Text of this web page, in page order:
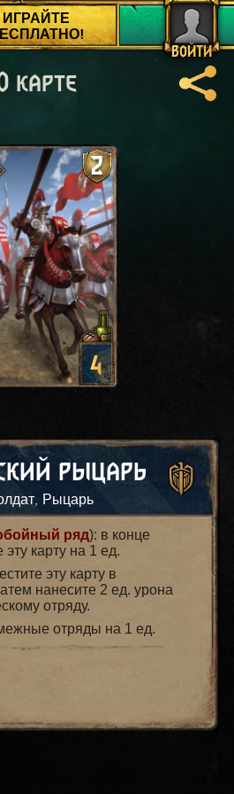
ВОЙТИ
ИГРАЙТЕ
карте
2
4
рыцарь
Рыцарь
ряд): в конце
карту на 1 ед.
эту карту в
нанесите 2 ед. урона
отряду.
отряды на 1 ед.